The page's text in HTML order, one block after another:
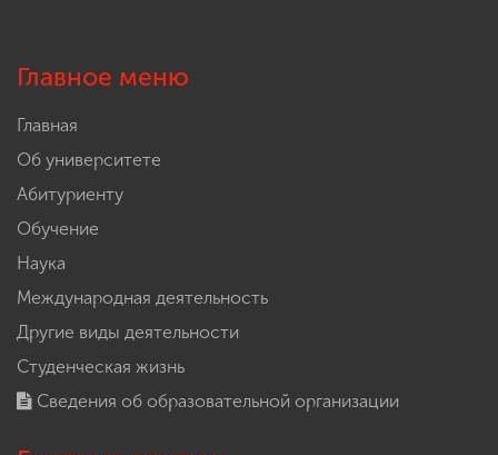
Главное меню
Главная
Об университете
Абитуриенту
Обучение
Наука
Международная деятельность
Другие виды деятельности
Студенческая жизнь
Сведения об образовательной организации